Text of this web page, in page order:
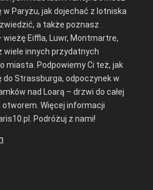
Paryżu, jak dojechać z lotniska
a także poznasz
wieżę Eiffla, Luwr, Montmartre,
wiele innych przydatnych
miasta. Podpowiemy Ci też, jak
Strassburga, odpoczynek w
nad Loarą – drzwi do całej
otworem. Więcej informacji
Podróżuj z nami!